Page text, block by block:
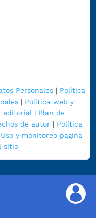
Personales| Política
| Política web y
editorial | Plan de
de autor| Política
Uso y monitoreo pagina
sitio